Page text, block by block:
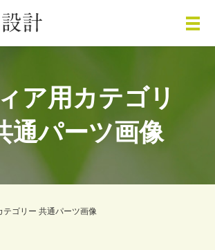
メ
ア用カテゴリ
通パーツ画像
テゴリー 共通パーツ画像